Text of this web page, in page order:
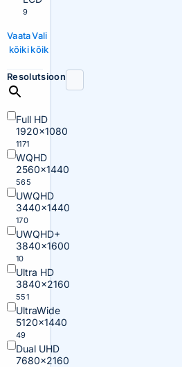
9
Vaata
kõiki
Vali
kõik
Resolutsioon
Full HD
1920×1080
1171
WQHD
2560×1440
565
UWQHD
3440×1440
170
UWQHD+
3840×1600
10
Ultra HD
3840×2160
551
UltraWide
5120×1440
49
Dual UHD
7680×2160